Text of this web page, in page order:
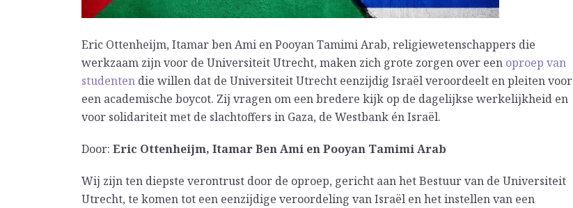
Eric Ottenheijm, Itamar ben Ami en Pooyan Tamimi Arab, religiewetenschappers die
werkzaam zijn voor de Universiteit Utrecht, maken zich grote zorgen over een oproep van
studenten die willen dat de Universiteit Utrecht eenzijdig Israël veroordeelt en pleiten voor
een academische boycot. Zij vragen om een bredere kijk op de dagelijkse werkelijkheid en
voor solidariteit met de slachtoffers in Gaza, de Westbank én Israël.
Door: Eric Ottenheijm, Itamar Ben Ami en Pooyan Tamimi Arab
Wij zijn ten diepste verontrust door de oproep, gericht aan het Bestuur van de Universiteit
Utrecht, te komen tot een eenzijdige veroordeling van Israël en het instellen van een